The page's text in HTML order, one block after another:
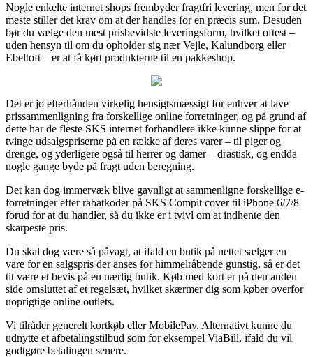
Nogle enkelte internet shops frembyder fragtfri levering, men for det
meste stiller det krav om at der handles for en præcis sum. Desuden
bør du vælge den mest prisbevidste leveringsform, hvilket oftest –
uden hensyn til om du opholder sig nær Vejle, Kalundborg eller
Ebeltoft – er at få kørt produkterne til en pakkeshop.
Det er jo efterhånden virkelig hensigtsmæssigt for enhver at lave
prissammenligning fra forskellige online forretninger, og på grund af
dette har de fleste SKS internet forhandlere ikke kunne slippe for at
tvinge udsalgspriserne på en række af deres varer – til piger og
drenge, og yderligere også til herrer og damer – drastisk, og endda
nogle gange byde på fragt uden beregning.
Det kan dog immervæk blive gavnligt at sammenligne forskellige e-
forretninger efter rabatkoder på SKS Compit cover til iPhone 6/7/8
forud for at du handler, så du ikke er i tvivl om at indhente den
skarpeste pris.
Du skal dog være så påvagt, at ifald en butik på nettet sælger en
vare for en salgspris der anses for himmelråbende gunstig, så er det
tit være et bevis på en uærlig butik. Køb med kort er på den anden
side omsluttet af et regelsæt, hvilket skærmer dig som køber overfor
uoprigtige online outlets.
Vi tilråder generelt kortkøb eller MobilePay. Alternativt kunne du
udnytte et afbetalingstilbud som for eksempel ViaBill, ifald du vil
godtgøre betalingen senere.